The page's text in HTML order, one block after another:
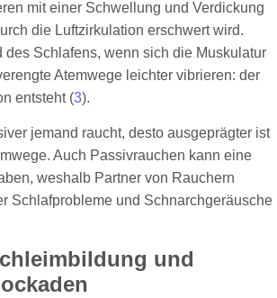
mit einer Schwellung und Verdickung
die Luftzirkulation erschwert wird.
des Schlafens, wenn sich die Muskulatur
Atemwege leichter vibrieren: der
entsteht (3).
jemand raucht, desto ausgeprägter ist
Auch Passivrauchen kann eine
weshalb Partner von Rauchern
Schlafprobleme und Schnarchgeräusche
und